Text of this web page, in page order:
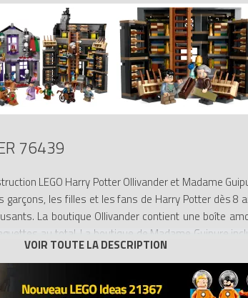
76439
LEGO Harry Potter Ollivander et Madame
garçons, les filles et les fans de Harry Potter dès 8
La boutique Ollivander contient une boîte
au total. La boutique de Madame Guipure
LEGO : Harry Potter, Garrick Ollivander, Madame